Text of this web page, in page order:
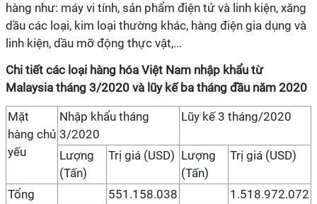
hàng như: máy vi tính, sản phẩm điện tử và linh kiện, xăng
dầu các loại, kim loại thường khác, hàng điện gia dụng và
linh kiện, dầu mỡ động thực vật,...
Chi tiết các loại hàng hóa Việt Nam nhập khẩu từ
Malaysia tháng 3/2020 và lũy kế ba tháng đầu năm 2020
Mặt
hàng chủ
yếu
Nhập khẩu tháng
3/2020
Lũy kế 3 tháng/2020
Lượng
(Tấn)
Trị giá (USD) Lượng
(Tấn)
Trị giá (USD)
Tổng 551.158.038
1.518.972.072